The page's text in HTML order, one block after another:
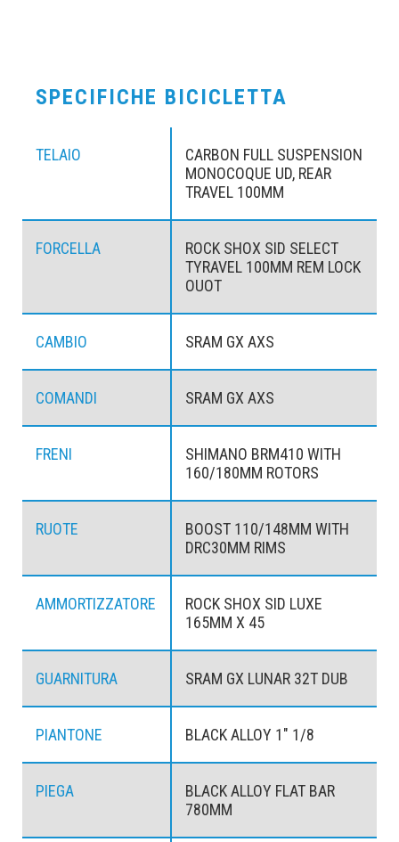
SPECIFICHE BICICLETTA
TELAIO
CARBON FULL SUSPENSION
MONOCOQUE UD, REAR
TRAVEL 100MM
FORCELLA
ROCK SHOX SID SELECT
TYRAVEL 100MM REM LOCK
OUOT
CAMBIO SRAM GX AXS
COMANDI SRAM GX AXS
FRENI
SHIMANO BRM410 WITH
160/180MM ROTORS
RUOTE
BOOST 110/148MM WITH
DRC30MM RIMS
AMMORTIZZATORE
ROCK SHOX SID LUXE
165MM X 45
GUARNITURA SRAM GX LUNAR 32T DUB
PIANTONE BLACK ALLOY 1" 1/8
PIEGA
BLACK ALLOY FLAT BAR
780MM